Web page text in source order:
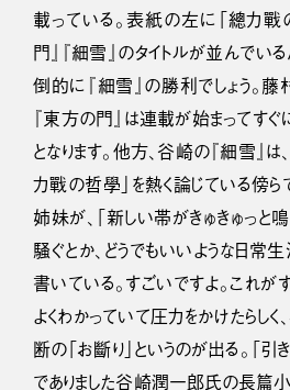
載っている。表紙の左に「總力戰
門』『細雪』のタイトルが並んでい
倒的に『細雪』の勝利でしょう。藤
『東方の門』は連載が始まってす
となります。他方、谷崎の『細雪』
力戰の哲學」を熱く論じている傍
姉妹が、「新しい帯がきゅきゅっと
騒ぐとか、どうでもいいような日常
書いている。すごいですよ。これが
よくわかっていて圧力をかけたらし
断の「お斷り」というのが出る。「
でありました谷崎潤一郎氏の長篇